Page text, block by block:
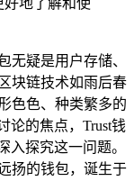
无疑是用户存储、
块链技术如雨后春
色色、种类繁多的
论的焦点，Trust钱
入探究这一问题。
扬的钱包，诞生于